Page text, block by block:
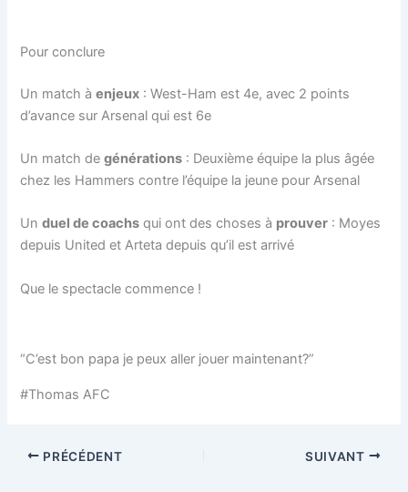
Pour conclure
Un match àenjeux : West-Ham est 4e, avec 2 points
d’avance sur Arsenal qui est 6e
Un match degénérations : Deuxième équipe la plus âgée
chez les Hammers contre l’équipe la jeune pour Arsenal
Unduel de coachs qui ont des choses à prouver : Moyes
depuis United et Arteta depuis qu’il est arrivé
Que le spectacle commence !
“C’est bon papa je peux aller jouer maintenant?”
#Thomas AFC
PRÉCÉDENT SUIVANT